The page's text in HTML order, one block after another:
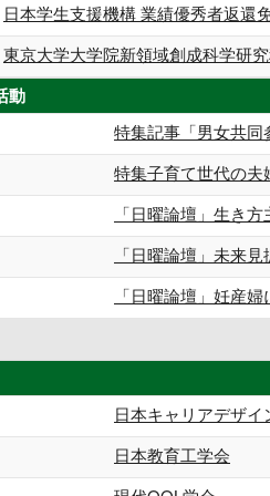
日本学生支援機構 業績優秀者返還
東京大学大学院新領域創成科学研
動
特集記事「男女共同
特集子育て世代の夫
「日曜論壇」生き
「日曜論壇」未来
「日曜論壇」妊産
日本キャリアデザイ
日本教育工学会